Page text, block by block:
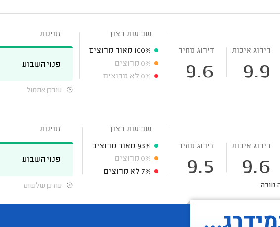
דירוג איכות
9.9
דירוג מחיר
9.6
שביעות רצון
100% מאוד מרוצים
0% מרוצים
0% לא מרוצים
זמינות
פנוי השבוע
עודכן אתמול
דירוג איכות
9.6
דירוג מחיר
9.5
טובה
שביעות רצון
93% מאוד מרוצים
0% מרוצים
7% לא מרוצים
זמינות
פנוי השבוע
עודכן שלשום